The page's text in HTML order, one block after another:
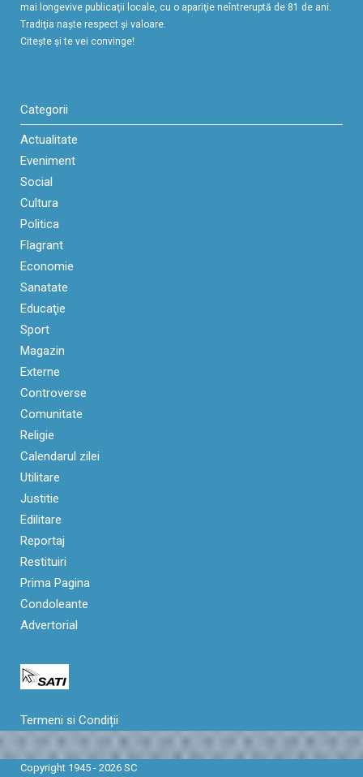
mai longevive publicaţii locale, cu o apariţie neîntreruptă de 81 de ani.
Tradiţia naşte respect şi valoare.
Citeşte şi te vei convinge!
Categorii
Actualitate
Eveniment
Social
Cultura
Politica
Flagrant
Economie
Sanatate
Educaţie
Sport
Magazin
Externe
Controverse
Comunitate
Religie
Calendarul zilei
Utilitare
Justitie
Edilitare
Reportaj
Restituiri
Prima Pagina
Condoleante
Advertorial
Termeni si Condiții
Copyright 1945 - 2026 SC